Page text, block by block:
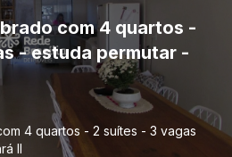
com 4 quartos -
- estuda permutar -
4 quartos - 2 suítes - 3 vagas
II